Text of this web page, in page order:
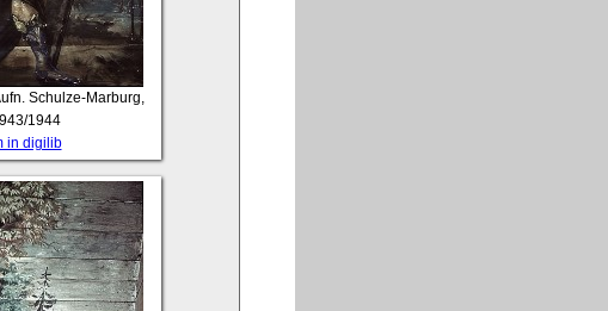
Schulze-Marburg,
1944
in digilib